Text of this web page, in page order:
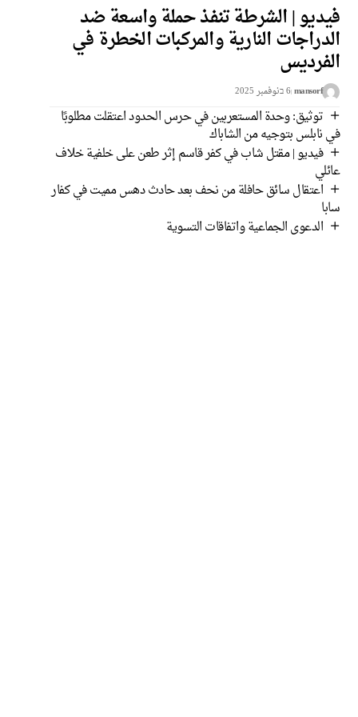
فيديو | الشرطة تنفذ حملة واسعة ضد
الدراجات النارية والمركبات الخطرة في
الفرديس
mansorf6 בنوفمبر 2025
توثيق: وحدة المستعربين في حرس الحدود اعتقلت مطلوبًا
في نابلس بتوجيه من الشاباك
فيديو | مقتل شاب في كفر قاسم إثر طعن على خلفية خلاف
عائلي
اعتقال سائق حافلة من نحف بعد حادث دهس مميت في كفار
سابا
الدعوى الجماعية واتفاقات التسوية